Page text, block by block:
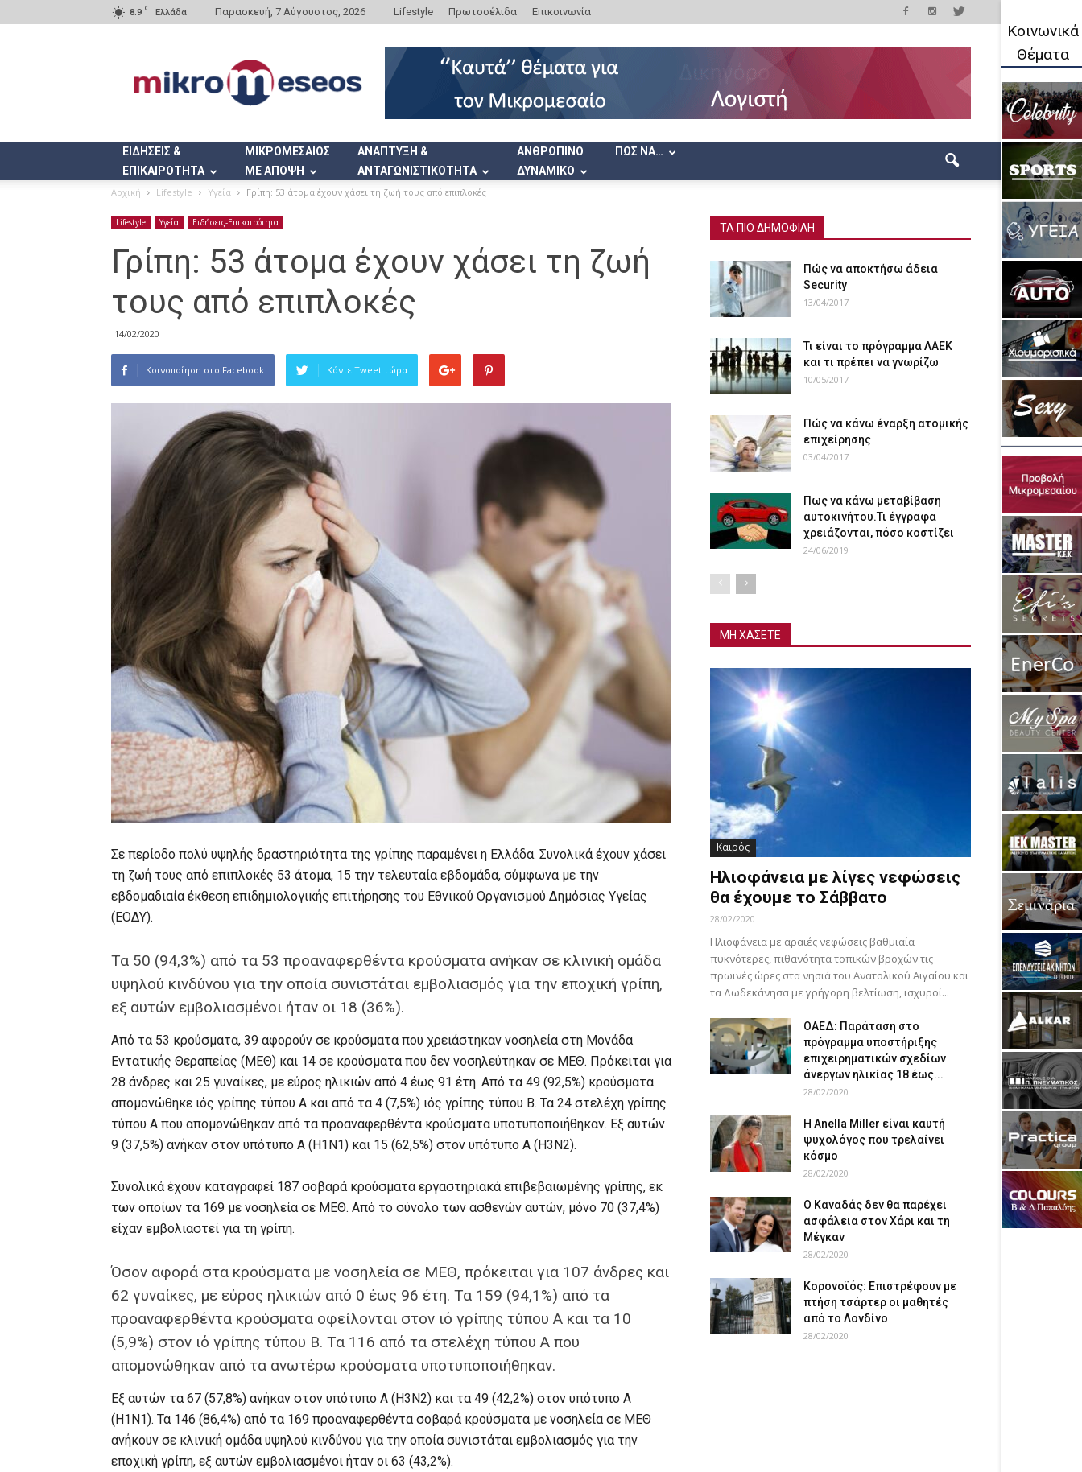
8.9 C Ελλάδα Παρασκευή, 7 Αύγουστος, 2026 Lifestyle Πρωτοσέλιδα Επικοινωνία
ΕΙΔΗΣΕΙΣ &
ΕΠΙΚΑΙΡΟΤΗΤΑ
ΜΙΚΡΟΜΕΣΑΙΟΣ
ΜΕ ΑΠΟΨΗ
ΑΝΑΠΤΥΞΗ &
ΑΝΤΑΓΩΝΙΣΤΙΚΟΤΗΤΑ
ΑΝΘΡΩΠΙΝΟ
ΔΥΝΑΜΙΚΟ
ΠΩΣ ΝΑ…
Αρχική Lifestyle Υγεία Γρίπη: 53 άτομα έχουν χάσει τη ζωή τους από επιπλοκές
Lifestyle Υγεία Ειδήσεις-Επικαιρότητα
Γρίπη: 53 άτομα έχουν χάσει τη ζωή
τους από επιπλοκές
14/02/2020
Κοινοποίηση στο Facebook Κάντε Tweet τώρα
Σε περίοδο πολύ υψηλής δραστηριότητα της γρίπης παραμένει η Ελλάδα. Συνολικά έχουν χάσει
τη ζωή τους από επιπλοκές 53 άτομα, 15 την τελευταία εβδομάδα, σύμφωνα με την
εβδομαδιαία έκθεση επιδημιολογικής επιτήρησης του Εθνικού Οργανισμού Δημόσιας Υγείας
(ΕΟΔΥ).
Τα 50 (94,3%) από τα 53 προαναφερθέντα κρούσματα ανήκαν σε κλινική ομάδα
υψηλού κινδύνου για την οποία συνιστάται εμβολιασμός για την εποχική γρίπη,
εξ αυτών εμβολιασμένοι ήταν οι 18 (36%).
Από τα 53 κρούσματα, 39 αφορούν σε κρούσματα που χρειάστηκαν νοσηλεία στη Μονάδα
Εντατικής Θεραπείας (ΜΕΘ) και 14 σε κρούσματα που δεν νοσηλεύτηκαν σε ΜΕΘ. Πρόκειται για
28 άνδρες και 25 γυναίκες, με εύρος ηλικιών από 4 έως 91 έτη. Από τα 49 (92,5%) κρούσματα
απομονώθηκε ιός γρίπης τύπου Α και από τα 4 (7,5%) ιός γρίπης τύπου Β. Τα 24 στελέχη γρίπης
τύπου Α που απομονώθηκαν από τα προαναφερθέντα κρούσματα υποτυποποιήθηκαν. Εξ αυτών
9 (37,5%) ανήκαν στον υπότυπο Α (Η1Ν1) και 15 (62,5%) στον υπότυπο Α (Η3Ν2).
Συνολικά έχουν καταγραφεί 187 σοβαρά κρούσματα εργαστηριακά επιβεβαιωμένης γρίπης, εκ
των οποίων τα 169 με νοσηλεία σε ΜΕΘ. Από το σύνολο των ασθενών αυτών, μόνο 70 (37,4%)
είχαν εμβολιαστεί για τη γρίπη.
Όσον αφορά στα κρούσματα με νοσηλεία σε ΜΕΘ, πρόκειται για 107 άνδρες και
62 γυναίκες, με εύρος ηλικιών από 0 έως 96 έτη. Τα 159 (94,1%) από τα
προαναφερθέντα κρούσματα οφείλονται στον ιό γρίπης τύπου Α και τα 10
(5,9%) στον ιό γρίπης τύπου Β. Τα 116 από τα στελέχη τύπου Α που
απομονώθηκαν από τα ανωτέρω κρούσματα υποτυποποιήθηκαν.
Εξ αυτών τα 67 (57,8%) ανήκαν στον υπότυπο Α (Η3Ν2) και τα 49 (42,2%) στον υπότυπο Α
(Η1Ν1). Τα 146 (86,4%) από τα 169 προαναφερθέντα σοβαρά κρούσματα με νοσηλεία σε ΜΕΘ
ανήκουν σε κλινική ομάδα υψηλού κινδύνου για την οποία συνιστάται εμβολιασμός για την
εποχική γρίπη, εξ αυτών εμβολιασμένοι ήταν οι 63 (43,2%).
ΤΑ ΠΙΟ ΔΗΜΟΦΙΛΗ
Πώς να αποκτήσω άδεια
Security
13/04/2017
Τι είναι το πρόγραμμα ΛΑΕΚ
και τι πρέπει να γνωρίζω
10/05/2017
Πώς να κάνω έναρξη ατομικής
επιχείρησης
03/04/2017
Πως να κάνω μεταβίβαση
αυτοκινήτου.Τι έγγραφα
χρειάζονται, πόσο κοστίζει
24/06/2019
ΜΗ ΧΑΣΕΤΕ
Καιρός
Ηλιοφάνεια με λίγες νεφώσεις
θα έχουμε το Σάββατο
28/02/2020
Ηλιοφάνεια με αραιές νεφώσεις βαθμιαία
πυκνότερες, πιθανότητα τοπικών βροχών τις
πρωινές ώρες στα νησιά του Ανατολικού Αιγαίου και
τα Δωδεκάνησα με γρήγορη βελτίωση, ισχυροί...
ΟΑΕΔ: Παράταση στο
πρόγραμμα υποστήριξης
επιχειρηματικών σχεδίων
άνεργων ηλικίας 18 έως...
28/02/2020
Η Anella Miller είναι καυτή
ψυχολόγος που τρελαίνει
κόσμο
28/02/2020
Ο Καναδάς δεν θα παρέχει
ασφάλεια στον Χάρι και τη
Μέγκαν
28/02/2020
Κορονοϊός: Επιστρέφουν με
πτήση τσάρτερ οι μαθητές
από το Λονδίνο
28/02/2020
Κοινωνικά
Θέματα